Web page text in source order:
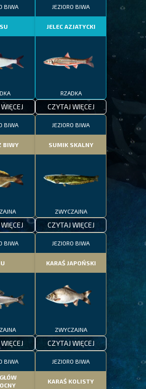
BIWA JEZIORO BIWA
JELEC AZJATYCKI
RZADKA
CZYTAJ WIĘCEJ
BIWA
BIWY
JEZIORO BIWA
SUMIK SKALNY
ZWYCZAJNA
CZYTAJ WIĘCEJ
BIWA JEZIORO BIWA
KARAŚ JAPOŃSKI
ZWYCZAJNA
CZYTAJ WIĘCEJ
BIWA JEZIORO BIWA
KARAŚ KOLISTY